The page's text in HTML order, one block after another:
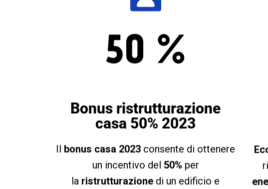
50 %
Bonus ristrutturazione
casa 50% 2023
Il bonus casa 2023 consente di ottenere
un incentivo del 50% per
la ristrutturazione di un edificio e